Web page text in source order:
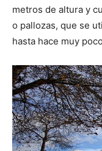
metros de altura y
o pallozas, que se
hasta hace muy